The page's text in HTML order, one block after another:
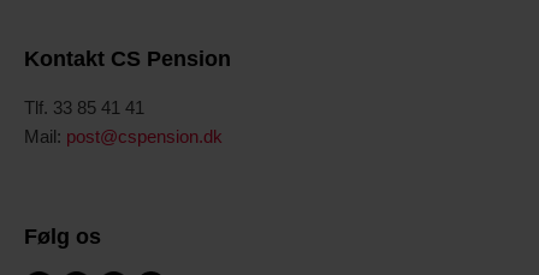
Kontakt CS Pension
Tlf. 33 85 41 41
Mail: post@cspension.dk
Følg os